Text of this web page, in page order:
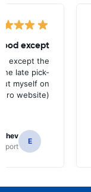
except
except the
late pick-
myself on
website).
E